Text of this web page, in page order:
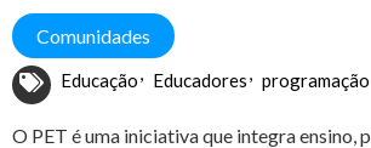
Comunidades
Educação Educadores programação
O PET é uma iniciativa que integra ensino,